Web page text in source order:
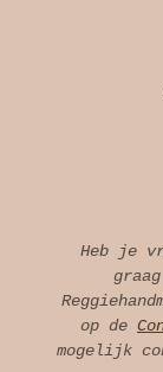
Heb je
op de
mogelijk